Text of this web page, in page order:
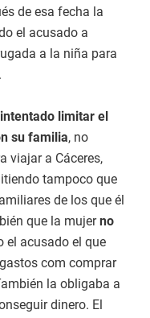
de esa fecha la
el acusado a
a la niña para
limitar el
su familia, no
viajar a Cáceres,
tampoco que
de los que él
que la mujerno
el acusado el que
com comprar
la obligaba a
dinero. El